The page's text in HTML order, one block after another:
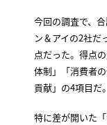
今回の調査で、
ン＆アイの2社だ
点だった。得点
体制」「消費者
貢献」の4項目だ。
特に差が開いた